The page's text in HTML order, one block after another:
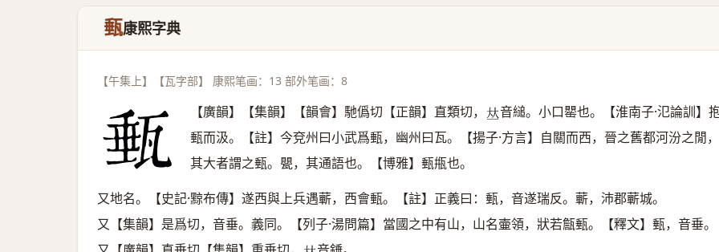
甀康熙字典
【午集上】【瓦字部】 康熙笔画：13 部外笔画：8
【廣韻】【集韻】【韻會】馳僞切【正韻】直類切， 𠀤音縋。小口罌也。【淮南子·氾論訓】
甀而汲。【註】今兗州曰小武爲甀，幽州曰瓦。【揚子·方言】自關而西，晉之舊都河汾之閒，
其大者謂之甀。甖，其通語也。【博雅】甀甁也。
又地名。【史記·黥布傳】遂西與上兵遇蘄，西會甀。【註】正義曰：甀，音遂瑞反。蘄，沛郡蘄城。
又【集韻】是爲切，音垂。義同。【列子·湯問篇】當國之中有山，山名壷領，狀若甔甀。【釋文】甀，音垂。